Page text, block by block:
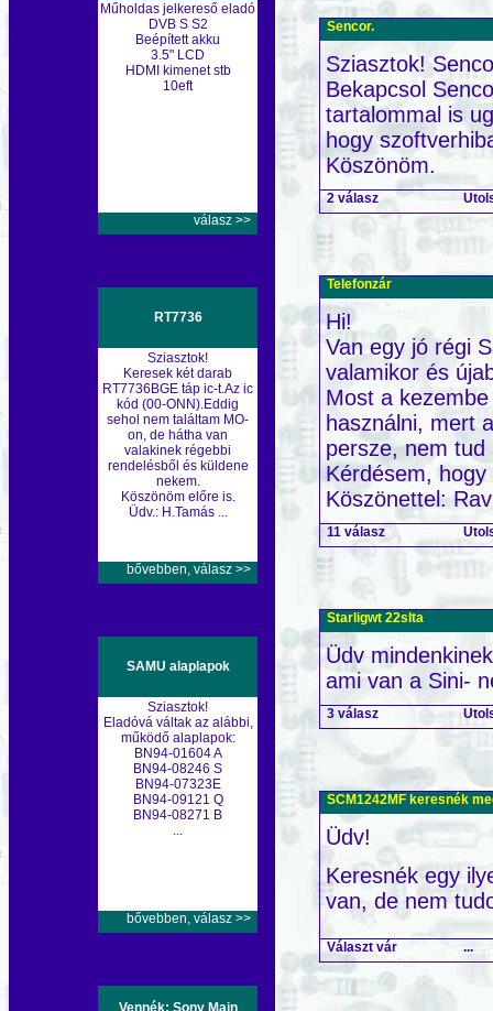
Műholdas jelkereső eladó
DVB S S2
Beépített akku
3.5" LCD
HDMI kimenet stb
10eft
válasz >>
RT7736
Sziasztok!
Keresek két darab
RT7736BGE táp ic-t.Az ic
kód (00-ONN).Eddig
sehol nem találtam MO-
on, de hátha van
valakinek régebbi
rendelésből és küldene
nekem.
Köszönöm előre is.
Üdv.: H.Tamás ...
bővebben, válasz >>
SAMU alaplapok
Sziasztok!
Eladóvá váltak az alábbi,
működő alaplapok:
BN94-01604 A
BN94-08246 S
BN94-07323E
BN94-09121 Q
BN94-08271 B
...
bővebben, válasz >>
Vennék: Sony Main
Sencor.
Sziasztok!
Bekapcsol
tartalommal is
hogy
Köszönöm.
2 válasz
Telefonzár
Hi!
Van egy jó régi
valamikor és
Most a
használni, mert
persze, nem tud
Kérdésem,
Köszönettel:
11 válasz
Starligwt 22slta
Üdv
ami van a Sini-
3 válasz
SCM1242MF keresnék
Üdv!
Keresnék egy
van, de nem
Választ vár ...